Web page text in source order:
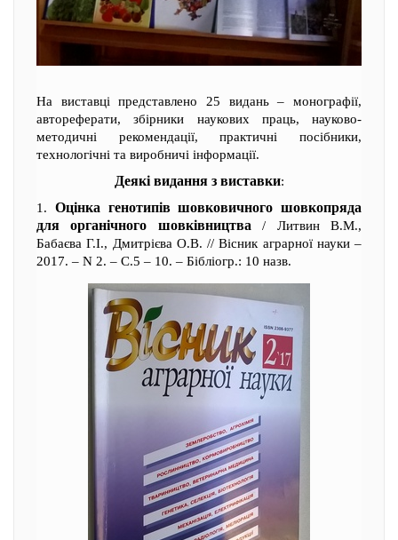
На виставці представлено 25 видань – монографії,
автореферати, збірники наукових праць, науково-
методичні рекомендації, практичні посібники,
технологічні та виробничі інформації.
Деякі видання з виставки:
1. Оцінка генотипів шовковичного шовкопряда
для органічного шовківництва/ Литвин В.М.,
Бабаєва Г.І., Дмитрієва О.В. // Вісник аграрної науки –
2017. – N 2. – С.5 – 10. – Бібліогр.: 10 назв.